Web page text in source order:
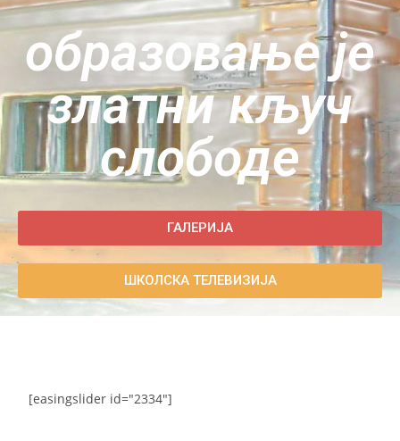
oбразовање је
златни кључ
слободе
ГАЛЕРИЈА
ШКОЛСКА ТЕЛЕВИЗИЈА
[easingslider id="2334"]